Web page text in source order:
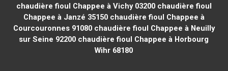
chaudière fioul Chappee à Vichy 03200chaudière fioul
Chappee à Janzé 35150chaudière fioul Chappee à
Courcouronnes 91080chaudière fioul Chappee à Neuilly
sur Seine 92200 chaudière fioul Chappee à Horbourg
Wihr 68180